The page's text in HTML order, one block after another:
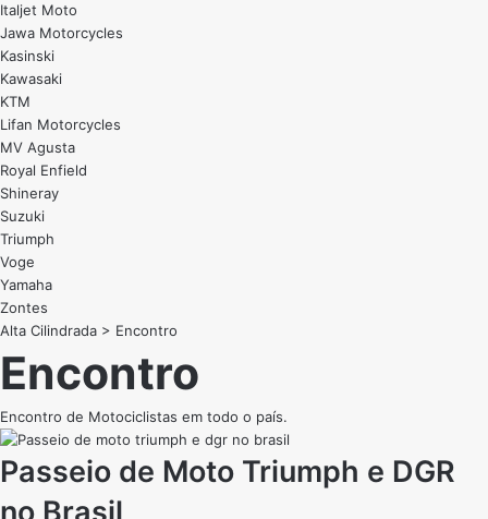
Italjet Moto
Jawa Motorcycles
Kasinski
Kawasaki
KTM
Lifan Motorcycles
MV Agusta
Royal Enfield
Shineray
Suzuki
Triumph
Voge
Yamaha
Zontes
Alta Cilindrada > Encontro
Encontro
Encontro de Motociclistas em todo o país.
Passeio de Moto Triumph e DGR